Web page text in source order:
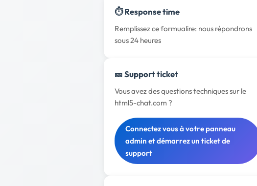
⏱️ Response time
Remplissez ce formualire: nous répondrons
sous 24 heures
🎫 Support ticket
Vous avez des questions techniques sur le
html5-chat.com ?
Connectez vous à votre panneau
admin et démarrez un ticket de
support